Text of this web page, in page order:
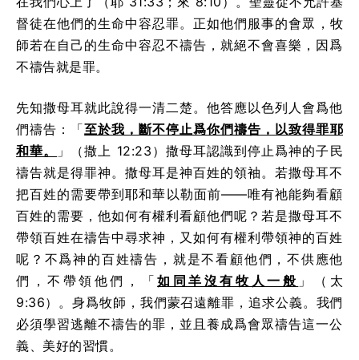
督徒在他們的生命中容忍罪。正如他們服事的會眾，牧
師若在自己的生命中容忍不禱告，就絕不會喜樂，因爲
不禱告就是罪。
先知撒母耳就此說得一清二楚。他答應以色列人會爲他
們禱告：「至於我，斷不停止爲你們禱告，以致得罪耶
和華。
」（撒上 12:23）撒母耳認識到停止爲神的子民
禱告就是得罪神。撒母耳是神百姓的領袖。若撒母耳不
把百姓的需要帶到耶和華以勒面前——唯有祂能夠看顧
百姓的需要，他如何有權利看顧他們呢？若是撒母耳不
帶領百姓在禱告中尋求神，又如何有權利帶領神的百姓
呢？不爲神的百姓禱告，就是不看顧他們，不供應他
們，不帶領他們，「如同羊沒有牧人一般 」（太
9:36）。身爲牧師，我們蒙召遠離罪，追求公義。我們
必須學習逃離不禱告的罪，並且養成爲會眾禱告這一公
義、美好的習慣。